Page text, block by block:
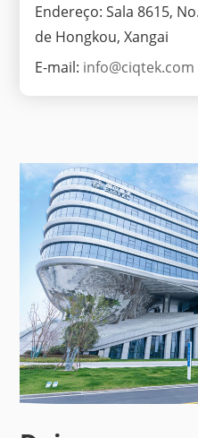
Endereço: Sala 8615,
de Hongkou, Xangai
E-mail: info@ciqtek.com